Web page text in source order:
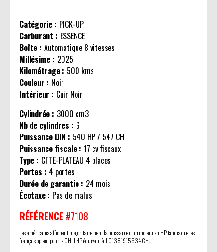
Catégorie : PICK-UP
Carburant : ESSENCE
Boîte : Automatique 8 vitesses
Millésime : 2025
Kilométrage : 500 kms
Couleur : Noir
Intérieur : Cuir Noir
Cylindrée : 3000 cm3
Nb de cylindres : 6
Puissance DIN : 540 HP / 547 CH
Puissance fiscale : 17 cv fiscaux
Type : CTTE-PLATEAU 4 places
Portes : 4 portes
Durée de garantie : 24 mois
Écotaxe : Pas de malus
RÉFÉRENCE #7108
Les américains affichent majoritairement la puissance d'un moteur en HP tandis que les
français optent pour le CH. 1 HP équivaut à 1,01381915534 CH.